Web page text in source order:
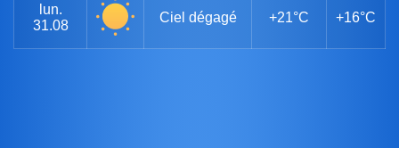
lun.
31.08
Ciel dégagé +21°C +16°C